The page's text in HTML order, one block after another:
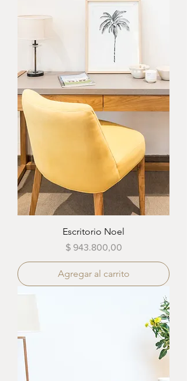
Escritorio Noel
Precio
$ 943.800,00
Agregar al carrito